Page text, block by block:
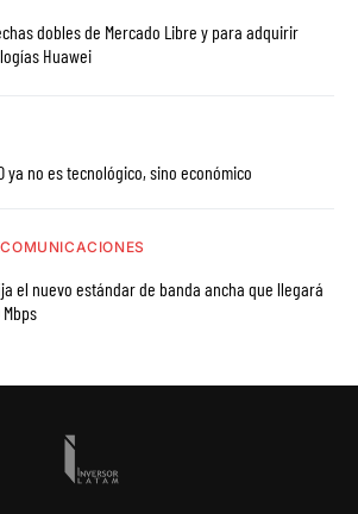
dobles de Mercado Libre y para adquirir
Huawei
ya no es tecnológico, sino económico
el nuevo estándar de banda ancha que llegará